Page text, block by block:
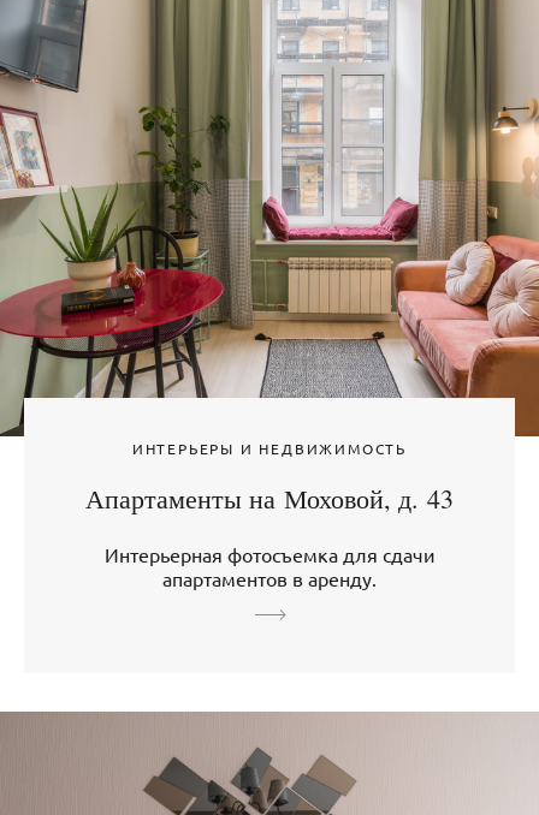
ИНТЕРЬЕРЫ И НЕДВИЖИМОСТЬ
Апартаменты на Моховой, д. 43
Интерьерная фотосъемка для сдачи
апартаментов в аренду.